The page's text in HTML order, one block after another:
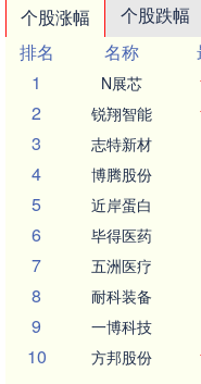
个股涨幅 个股跌幅
排名
名称
1
N展芯
2 锐翔智能
3 志特新材
4 博腾股份
5 近岸蛋白
6 毕得医药
7 五洲医疗
8 耐科装备
9 一博科技
10 方邦股份